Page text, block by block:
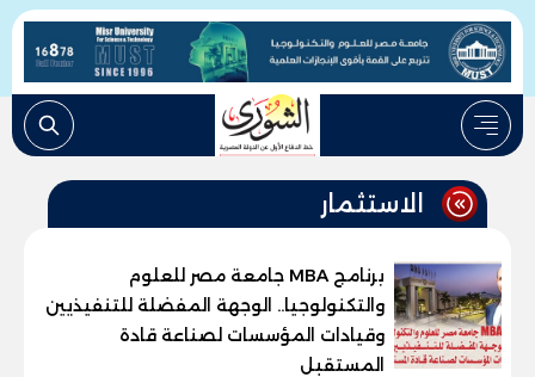
الاستثمار
برنامج MBA جامعة مصر للعلوم
والتكنولوجيا.. الوجهة المفضلة للتنفيذيين
وقيادات المؤسسات لصناعة قادة
المستقبل